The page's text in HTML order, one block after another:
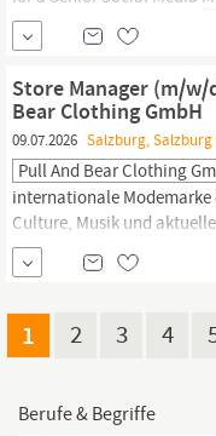
strong people skills, and
someone who can lead
into impact.; At
Store Manager (m/
Bear Clothing GmbH
09.07.2026 Salzburg, Salzburg
Pull And Bear Clothing
internationale
Culture, Musik und
und Nähe zur
Community
weiterzuentwickeln – und
PULL&BEAR Filiale in
MANAGER
1 2 3 4
Berufe & Begriffe